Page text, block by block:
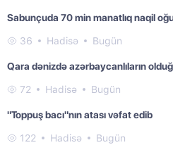
Sabunçuda 70 min manatlıq naqil
36 Hadisə Bugün
Qara dənizdə azərbaycanlıların
72 Hadisə Bugün
"Toppuş bacı"nın atası vəfat edib
122 Hadisə Bugün